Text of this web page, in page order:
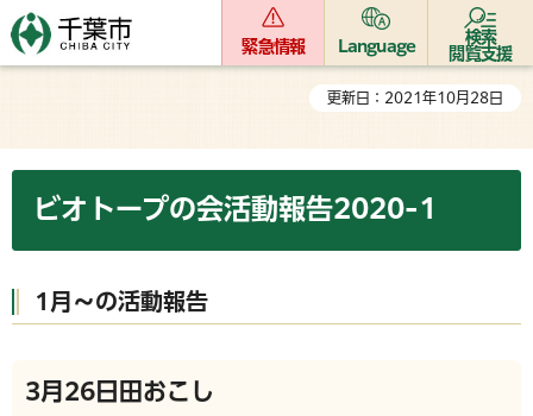
緊急情報 Language
検索
閲覧支援
更新日：2021年10月28日
ビオトープの会活動報告2020-1
1月～の活動報告
3月26日田おこし